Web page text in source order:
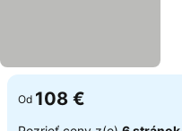
Od 108 €